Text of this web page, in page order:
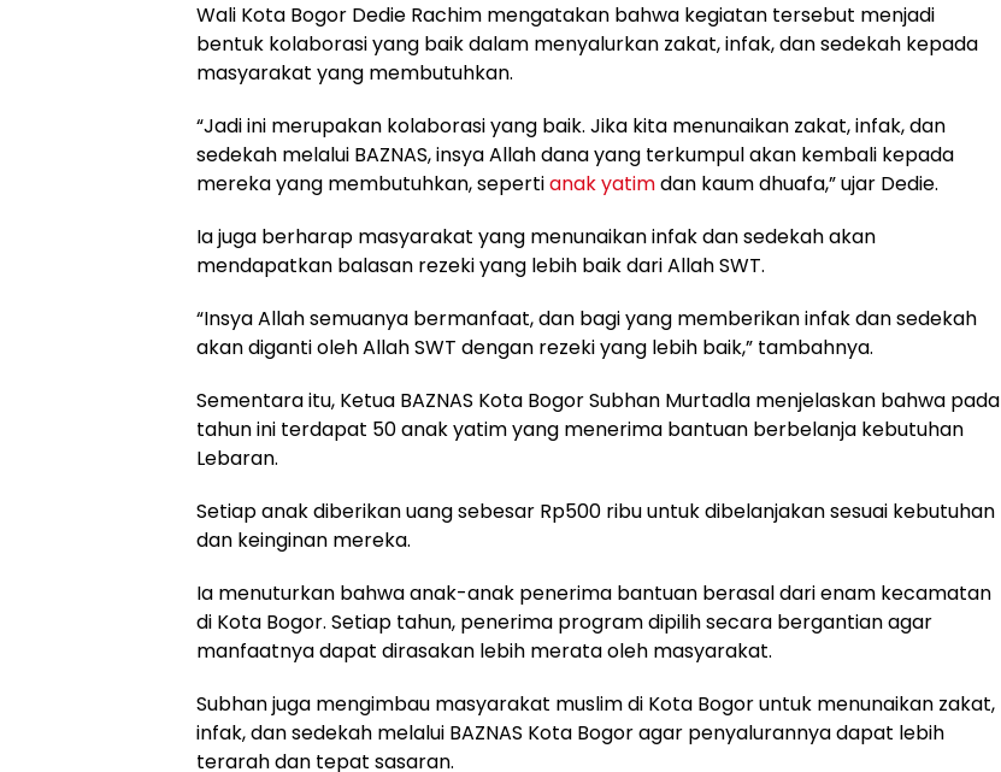
Wali Kota Bogor Dedie Rachim mengatakan bahwa kegiatan tersebut menjadi
bentuk kolaborasi yang baik dalam menyalurkan zakat, infak, dan sedekah kepada
masyarakat yang membutuhkan.
“Jadi ini merupakan kolaborasi yang baik. Jika kita menunaikan zakat, infak, dan
sedekah melalui BAZNAS, insya Allah dana yang terkumpul akan kembali kepada
mereka yang membutuhkan, sepertianak yatimdan kaum dhuafa,” ujar Dedie.
Ia juga berharap masyarakat yang menunaikan infak dan sedekah akan
mendapatkan balasan rezeki yang lebih baik dari Allah SWT.
“Insya Allah semuanya bermanfaat, dan bagi yang memberikan infak dan sedekah
akan diganti oleh Allah SWT dengan rezeki yang lebih baik,” tambahnya.
Sementara itu, Ketua BAZNAS Kota Bogor Subhan Murtadla menjelaskan bahwa pada
tahun ini terdapat 50 anak yatim yang menerima bantuan berbelanja kebutuhan
Lebaran.
Setiap anak diberikan uang sebesar Rp500 ribu untuk dibelanjakan sesuai kebutuhan
dan keinginan mereka.
Ia menuturkan bahwa anak-anak penerima bantuan berasal dari enam kecamatan
di Kota Bogor. Setiap tahun, penerima program dipilih secara bergantian agar
manfaatnya dapat dirasakan lebih merata oleh masyarakat.
Subhan juga mengimbau masyarakat muslim di Kota Bogor untuk menunaikan zakat,
infak, dan sedekah melalui BAZNAS Kota Bogor agar penyalurannya dapat lebih
terarah dan tepat sasaran.